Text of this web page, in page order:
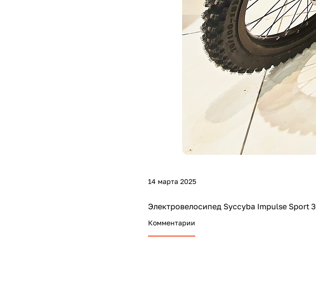
14 марта 2025
Электровелосипед Syccyba Impulse Sport
Комментарии